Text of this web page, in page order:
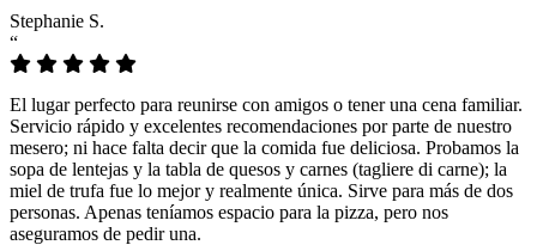
Stephanie S.
“
El lugar perfecto para reunirse con amigos o tener una cena familiar.
Servicio rápido y excelentes recomendaciones por parte de nuestro
mesero; ni hace falta decir que la comida fue deliciosa. Probamos la
sopa de lentejas y la tabla de quesos y carnes (tagliere di carne); la
miel de trufa fue lo mejor y realmente única. Sirve para más de dos
personas. Apenas teníamos espacio para la pizza, pero nos
aseguramos de pedir una.